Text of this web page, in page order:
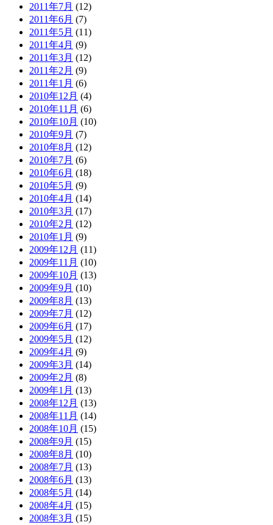
2011年7月 (12)
2011年6月 (7)
2011年5月 (11)
2011年4月 (9)
2011年3月 (12)
2011年2月 (9)
2011年1月 (6)
2010年12月 (4)
2010年11月 (6)
2010年10月 (10)
2010年9月 (7)
2010年8月 (12)
2010年7月 (6)
2010年6月 (18)
2010年5月 (9)
2010年4月 (14)
2010年3月 (17)
2010年2月 (12)
2010年1月 (9)
2009年12月 (11)
2009年11月 (10)
2009年10月 (13)
2009年9月 (10)
2009年8月 (13)
2009年7月 (12)
2009年6月 (17)
2009年5月 (12)
2009年4月 (9)
2009年3月 (14)
2009年2月 (8)
2009年1月 (13)
2008年12月 (13)
2008年11月 (14)
2008年10月 (15)
2008年9月 (15)
2008年8月 (10)
2008年7月 (13)
2008年6月 (13)
2008年5月 (14)
2008年4月 (15)
2008年3月 (15)